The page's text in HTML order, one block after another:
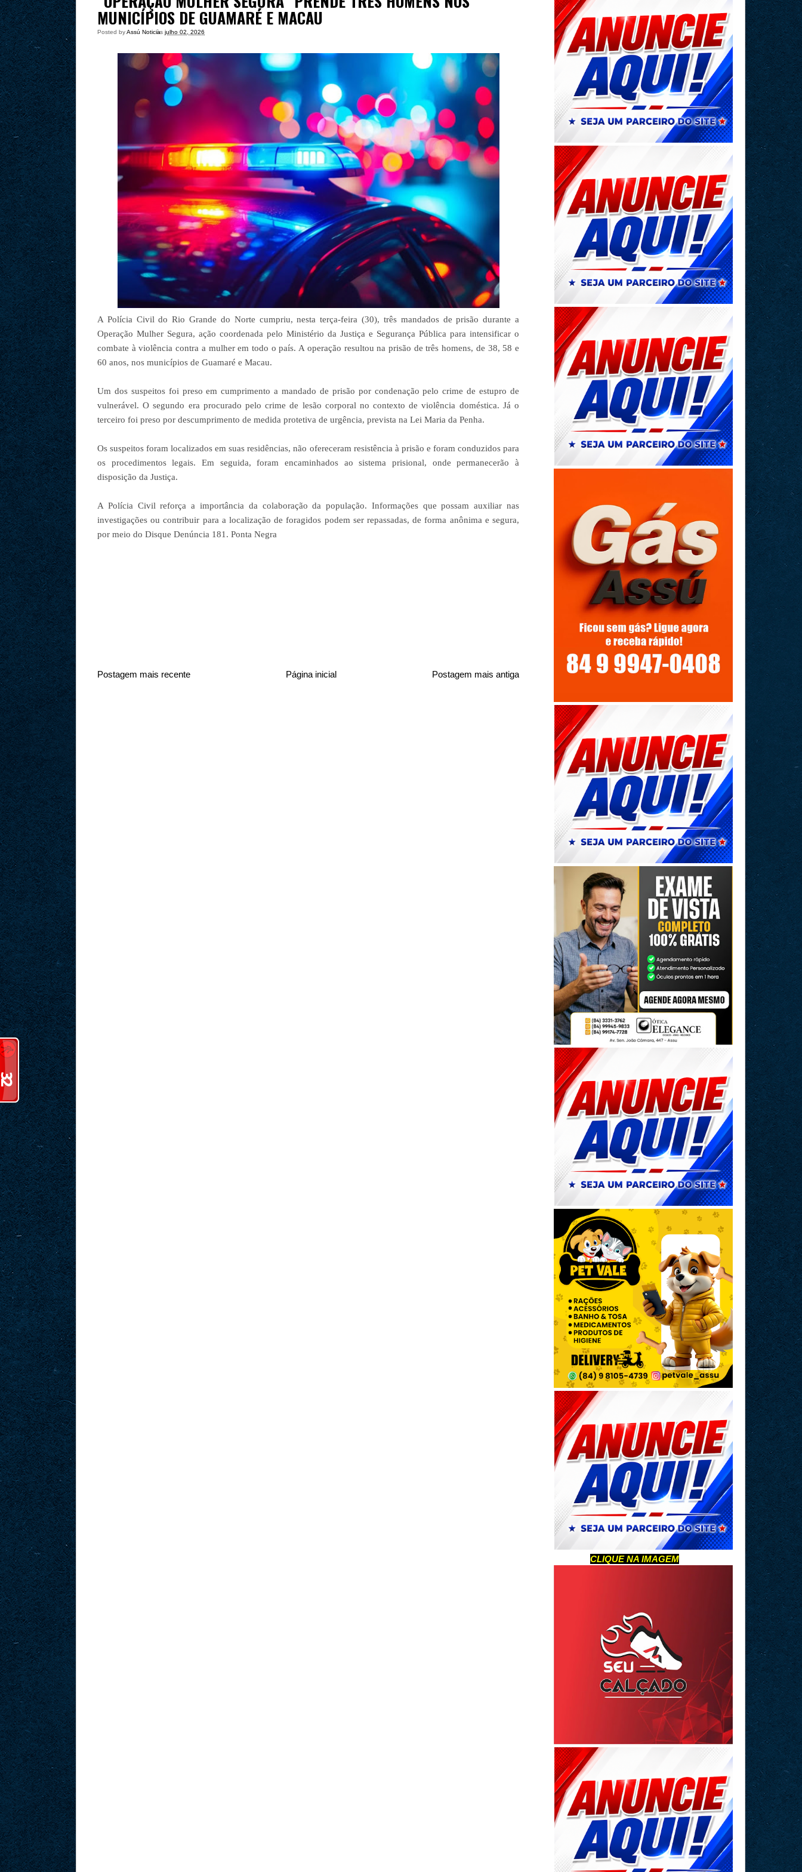
MUNICÍPIOS DE GUAMARÉ E MACAU
Posted byAssú Noticia
às julho 02, 2026
A Polícia Civil do Rio Grande do Norte cumpriu, nesta terça-feira (30), três mandados de prisão durante a
Operação Mulher Segura, ação coordenada pelo Ministério da Justiça e Segurança Pública para intensificar o
combate à violência contra a mulher em todo o país. A operação resultou na prisão de três homens, de 38, 58 e
60 anos, nos municípios de Guamaré e Macau.
Um dos suspeitos foi preso em cumprimento a mandado de prisão por condenação pelo crime de estupro de
vulnerável. O segundo era procurado pelo crime de lesão corporal no contexto de violência doméstica. Já o
terceiro foi preso por descumprimento de medida protetiva de urgência, prevista na Lei Maria da Penha.
Os suspeitos foram localizados em suas residências, não ofereceram resistência à prisão e foram conduzidos para
os procedimentos legais. Em seguida, foram encaminhados ao sistema prisional, onde permanecerão à
disposição da Justiça.
A Polícia Civil reforça a importância da colaboração da população. Informações que possam auxiliar nas
investigações ou contribuir para a localização de foragidos podem ser repassadas, de forma anônima e segura,
por meio do Disque Denúncia 181. Ponta Negra
Postagem mais recente Postagem mais antiga
Página inicial
CLIQUE NA IMAGEM